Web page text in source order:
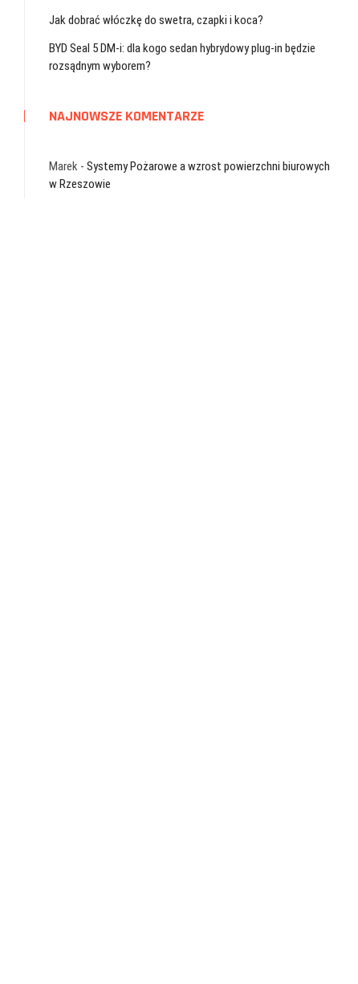
Jak dobrać włóczkę do swetra, czapki i koca?
BYD Seal 5 DM-i: dla kogo sedan hybrydowy plug-in będzie
rozsądnym wyborem?
NAJNOWSZE KOMENTARZE
Marek - Systemy Pożarowe a wzrost powierzchni biurowych
w Rzeszowie